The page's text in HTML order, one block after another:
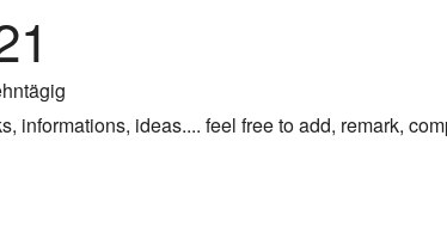
ideas.... feel free to add, remark,